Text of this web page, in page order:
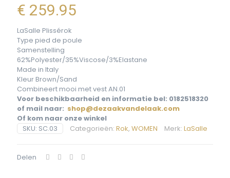
€ 259.95
LaSalle Plissérok
Type pied de poule
Samenstelling
62%Polyester/35%Viscose/3%Elastane
Made in Italy
Kleur Brown/Sand
Combineert mooi met vest AN.01
Voor beschikbaarheid en informatie bel: 0182518320
of mail naar: shop@dezaakvandelaak.com
Of kom naar onze winkel
SKU: SC.03 Categorieën: Rok, WOMEN Merk: LaSalle
Delen